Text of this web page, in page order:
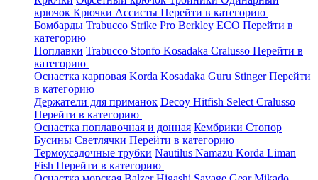
крючок Крючки Ассисты Перейти в категорию
Бомбарды Trabucco Strike Pro Berkley ECO Перейти в
категорию
Поплавки Trabucco Stonfo Kosadaka Cralusso Перейти в
категорию
Оснастка карповая Korda Kosadaka Guru StingerПерейти
в категорию
Держатели для приманок Decoy Hitfish Select Cralusso
Перейти в категорию
Оснастка поплавочная и донная Кембрики Стопор
Бусины Светлячки Перейти в категорию
Термоусадочные трубки Nautilus Namazu Korda Liman
Fish Перейти в категорию